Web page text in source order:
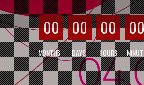
00 00 00 00
MONTHS DAYS HOURS